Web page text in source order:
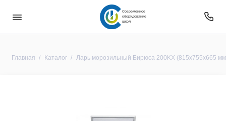
Современное
оборудование
школ
Главная Каталог Ларь морозильный Бирюса 200KX (815x755x665